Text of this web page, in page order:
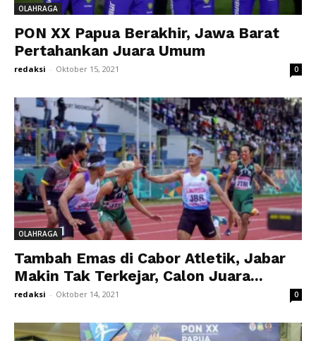
OLAHRAGA
PON XX Papua Berakhir, Jawa Barat
Pertahankan Juara Umum
redaksi - Oktober 15, 2021 0
OLAHRAGA
Tambah Emas di Cabor Atletik, Jabar
Makin Tak Terkejar, Calon Juara...
redaksi - Oktober 14, 2021 0